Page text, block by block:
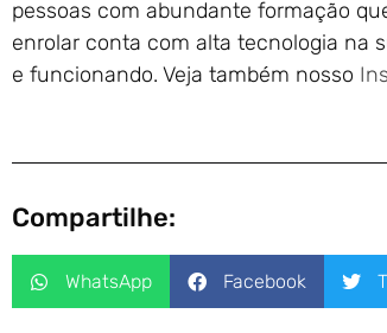
pessoas com abundante formação
enrolar conta com alta tecnologia na
e funcionando. Veja também nosso
Compartilhe:
WhatsApp Facebook